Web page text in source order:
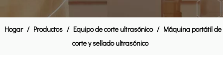
Hogar / Productos / Equipo de corte ultrasónico / Máquina portátil de
corte y sellado ultrasónico